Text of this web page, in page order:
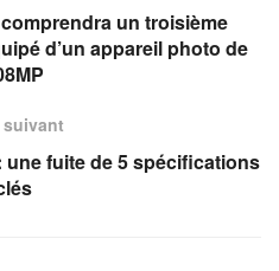
un troisième
d’un appareil photo de
suivant
une fuite de 5 spécifications